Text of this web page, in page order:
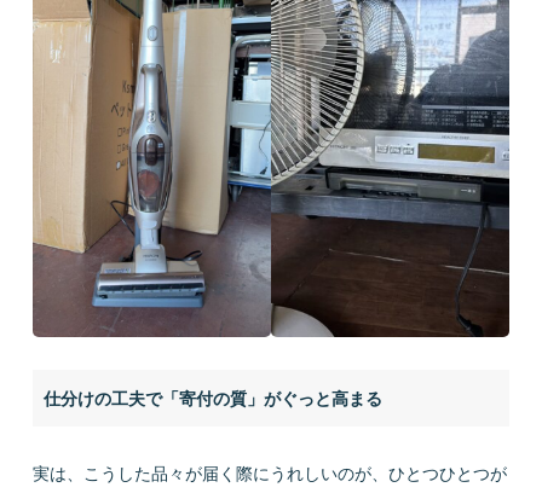
仕分けの工夫で「寄付の質」がぐっと高まる
実は、こうした品々が届く際にうれしいのが、ひとつひとつが